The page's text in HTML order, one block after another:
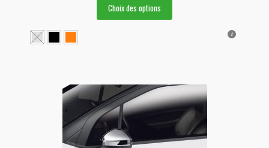
initial
était :
est :
Choix des options
peuvent
être
choisies
sur